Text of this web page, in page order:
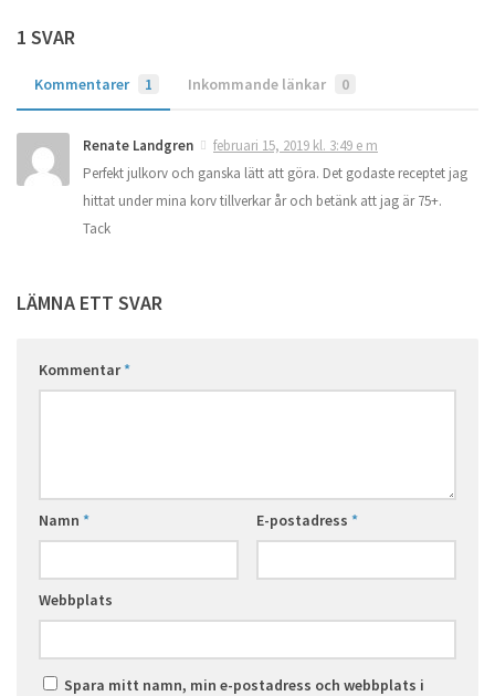
1 SVAR
Kommentarer 1 Inkommande länkar 0
Renate Landgren
februari 15, 2019 kl. 3:49 e m
Perfekt julkorv och ganska lätt att göra. Det godaste receptet jag
hittat under mina korv tillverkar år och betänk att jag är 75+.
Tack
LÄMNA ETT SVAR
Kommentar*
Namn * E-postadress *
Webbplats
Spara mitt namn, min e-postadress och webbplats i